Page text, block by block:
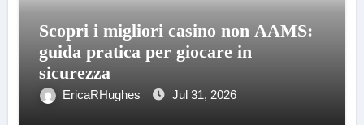
Scopri i migliori casino non AAMS:
guida pratica per giocare in
sicurezza
EricaRHughes Jul 31, 2026